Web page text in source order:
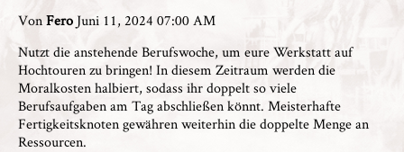
VonFero Juni 11, 2024 07:00 AM
Nutzt die anstehende Berufswoche, um eure Werkstatt auf
Hochtouren zu bringen! In diesem Zeitraum werden die
Moralkosten halbiert, sodass ihr doppelt so viele
Berufsaufgaben am Tag abschließen könnt. Meisterhafte
Fertigkeitsknoten gewähren weiterhin die doppelte Menge an
Ressourcen.